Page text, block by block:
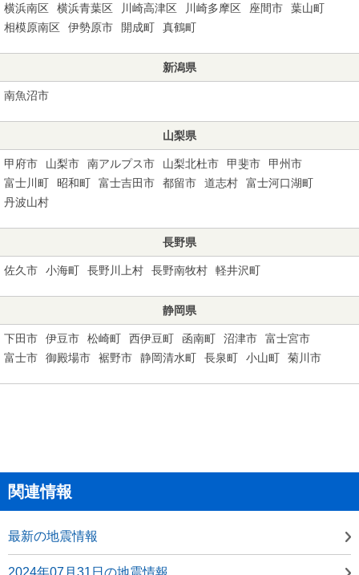
横浜南区 横浜青葉区 川崎高津区 川崎多摩区 座間市
葉山町
相模原南区
伊勢原市 開成町 真鶴町
新潟県
南魚沼市
山梨県
甲府市 山梨市 南アルプス市 山梨北杜市 甲斐市
甲州市
富士川町
昭和町 富士吉田市 都留市 道志村
富士河口湖町
丹波山村
長野県
佐久市 小海町 長野川上村 長野南牧村 軽井沢町
静岡県
下田市 伊豆市 松崎町 西伊豆町 函南町 沼津市
富士宮市
富士市
御殿場市 裾野市 静岡清水町 長泉町 小山町 菊川市
関連情報
最新の地震情報
2024年07月31日の地震情報